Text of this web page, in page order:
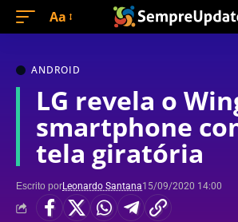
Aa
ANDROID
LG revela o
smartphone
tela giratória
Escrito porLeonardo Santana15/09/2020 14:00